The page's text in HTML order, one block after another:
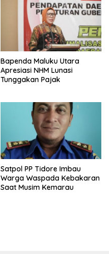
Bapenda Maluku Utara
Apresiasi NHM Lunasi
Tunggakan Pajak
Satpol PP Tidore Imbau
Warga Waspada Kebakaran
Saat Musim Kemarau